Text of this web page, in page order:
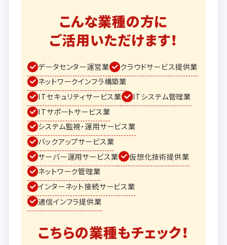
こんな業種の方に
ご活用いただけます！
データセンター運営業
クラウドサービス提供業
ネットワークインフラ構築業
ITセキュリティサービス業
ITシステム管理業
ITサポートサービス業
システム監視・運用サービス業
バックアップサービス業
サーバー運用サービス業
仮想化技術提供業
ネットワーク管理業
インターネット接続サービス業
通信インフラ提供業
こちらの業種もチェック！